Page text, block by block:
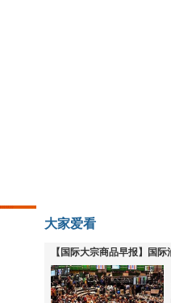
大家爱看
【国际大宗商品早报】国
下跌